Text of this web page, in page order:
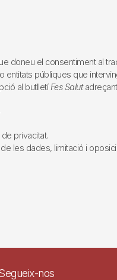
doneu el consentiment al
públiques que
al butlletí Fes Salut
privacitat.
les dades, limitació i
nos